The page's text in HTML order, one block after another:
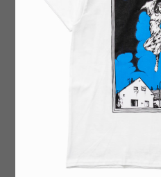
【bLAnk COMPANY ブラン
クカンパニー】Made In USA
BASEBALL JERSEY アメリ...
トア】Pin★border T shirt /